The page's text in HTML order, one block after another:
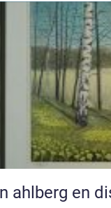
Sten